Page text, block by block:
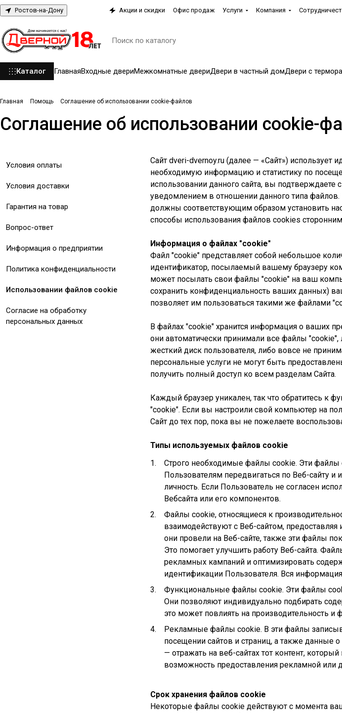
Ростов-на-Дону Акции и скидки Офис продаж Услуги Компания
Каталог ГлавнаяВходные двериМежкомнатные двериДвери в частный домДвери с
Главная Помощь Соглашение об использовании cookie-файлов
Соглашение об использовании cookie-
Сайт dveri-dvernoy.ru (далее — «Сайт»)
необходимую информацию и статистику по
использовании данного сайта, вы подтверждаете
уведомлением в отношении данного типа
должны соответствующим образом установить
способы использования файлов cookies
Информация о файлах "cookie"
Файл "cookie" представляет собой небольшое
идентификатор, посылаемый вашему браузеру
может посылать свои файлы "cookie" на ваш
сохранить конфиденциальность ваших данных)
позволяет им пользоваться такими же файлами
В файлах "cookie" хранится информация о ваших
они автоматически принимали все файлы
жесткий диск пользователя, либо вовсе не
персональные услуги не могут быть
получить полный доступ ко всем разделам Сайта.
Каждый браузер уникален, так что обратитесь к
"cookie". Если вы настроили свой компьютер на
Сайт до тех пор, пока вы не пожелаете
Типы используемых файлов cookie
Строго необходимые файлы cookie. Эти файлы
Пользователям передвигаться по Веб-сайту
личность. Если Пользователь не согласен
Вебсайта или его компонентов.
Файлы cookie, относящиеся к
взаимодействуют с Веб-сайтом,
они провели на Веб-сайте, также эти файлы
Это помогает улучшить работу Веб-сайта.
рекламных кампаний и оптимизировать
идентификации Пользователя. Вся
Функциональные файлы cookie. Эти файлы
Они позволяют индивидуально подбирать
это может повлиять на производительность и
Рекламные файлы cookie. В эти файлы
посещении сайтов и страниц, а также данные
— отражать на веб-сайтах тот контент,
возможность предоставления рекламной или
Срок хранения файлов cookie
Некоторые файлы cookie действуют с момента
Условия оплаты
Условия доставки
Гарантия на товар
Вопрос-ответ
Информация о предприятии
Политика конфиденциальности
Использовании файлов cookie
Согласие на обработку
персональных данных